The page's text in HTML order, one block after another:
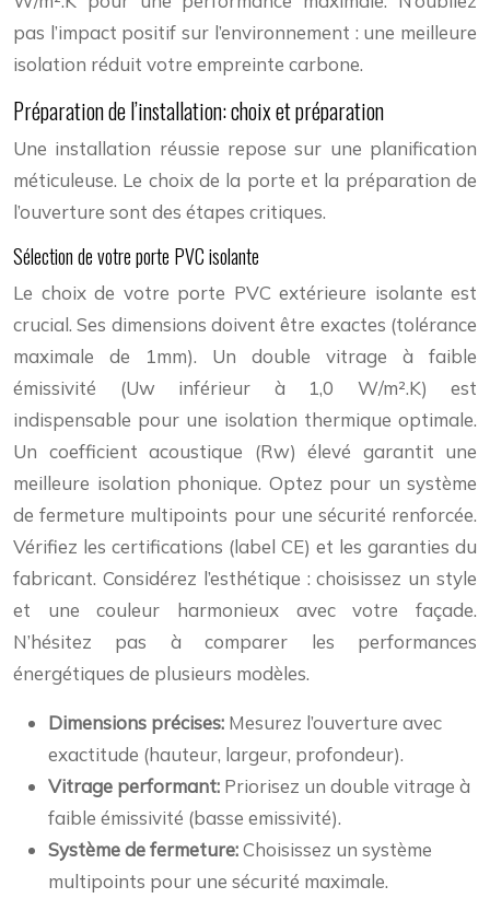
pas l’impact positif sur l’environnement : une meilleure
isolation réduit votre empreinte carbone.
Préparation de l’installation: choix et préparation
Une installation réussie repose sur une planification
méticuleuse. Le choix de la porte et la préparation de
l’ouverture sont des étapes critiques.
Sélection de votre porte PVC isolante
Le choix de votre porte PVC extérieure isolante est
crucial. Ses dimensions doivent être exactes (tolérance
maximale de 1mm). Un double vitrage à faible
émissivité (Uw inférieur à 1,0 W/m².K) est
indispensable pour une isolation thermique optimale.
Un coefficient acoustique (Rw) élevé garantit une
meilleure isolation phonique. Optez pour un système
de fermeture multipoints pour une sécurité renforcée.
Vérifiez les certifications (label CE) et les garanties du
fabricant. Considérez l’esthétique : choisissez un style
et une couleur harmonieux avec votre façade.
N’hésitez pas à comparer les performances
énergétiques de plusieurs modèles.
Dimensions précises: Mesurez l’ouverture avec
exactitude (hauteur, largeur, profondeur).
Vitrage performant: Priorisez un double vitrage à
faible émissivité (basse emissivité).
Système de fermeture:Choisissez un système
multipoints pour une sécurité maximale.